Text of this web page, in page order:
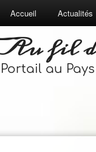
Au fil
Portail au
Accueil Actualités